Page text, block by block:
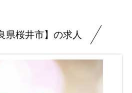
県桜井市】の求人